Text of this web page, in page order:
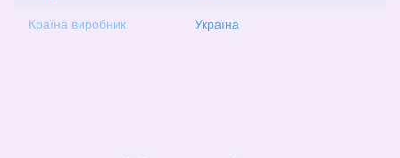
Країна виробник Україна